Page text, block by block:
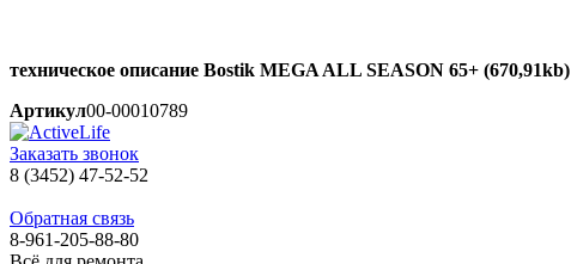
техническое описание Bostik MEGA ALL SEASON 65+ (670,91kb)
Артикул00-00010789
Заказать звонок
8 (3452) 47-52-52
Обратная связь
8-961-205-88-80